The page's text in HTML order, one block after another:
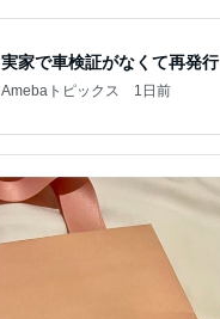
実家で車検証がなくて再発行
Amebaトピックス 1日前